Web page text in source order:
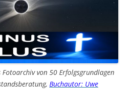
von 50 Erfolgsgrundlagen
Buchautor: Uwe